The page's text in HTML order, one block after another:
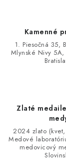
Kamenné
1. Piesočná 35,
Mlynské Nivy
Zlaté
2024 zlato
Medové
medovicový